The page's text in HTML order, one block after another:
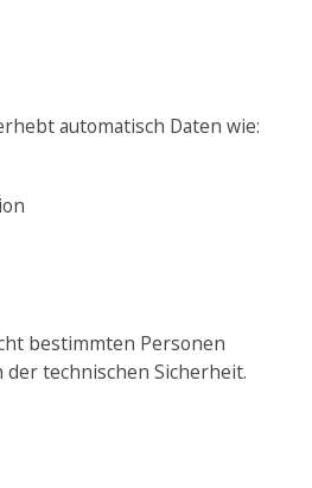
automatisch Daten wie:
bestimmten Personen
technischen Sicherheit.